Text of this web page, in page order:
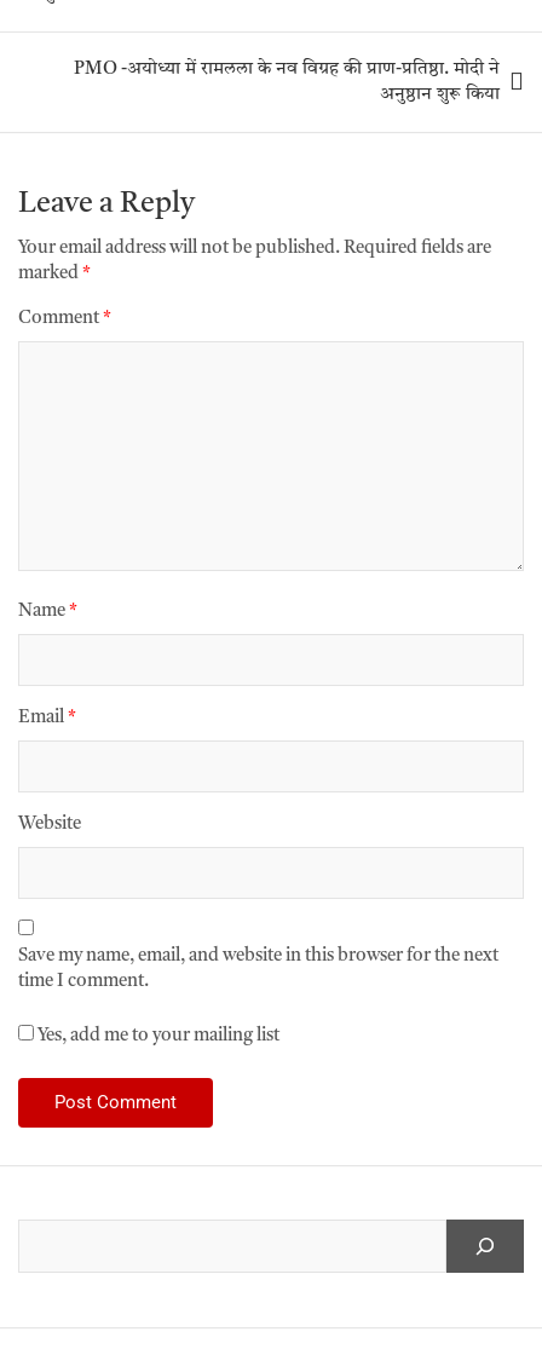
PMO -अयोध्या में रामलला के नव विग्रह की प्राण-प्रतिष्ठा. मोदी ने
अनुष्ठान शुरू किया
Leave a Reply
Your email address will not be published. Required fields are
marked *
Comment *
Name *
Email *
Website
Save my name, email, and website in this browser for the next
time I comment.
Yes, add me to your mailing list